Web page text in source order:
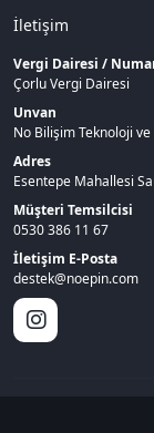
İletişim
Vergi Dairesi /
Çorlu Vergi Dairesi
Unvan
No Bilişim Teknoloji
Adres
Esentepe Mahallesi
Müşteri Temsilcisi
0530 386 11 67
İletişim E-Posta
destek@noepin.com